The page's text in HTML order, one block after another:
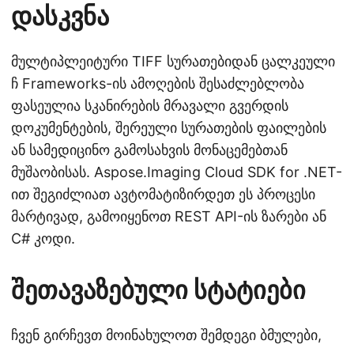
დასკვნა
მულტიპლეიტური TIFF სურათებიდან ცალკეული
ჩ Frameworks-ის ამოღების შესაძლებლობა
ფასეულია სკანირების მრავალი გვერდის
დოკუმენტების, შერეული სურათების ფაილების
ან სამედიცინო გამოსახვის მონაცემებთან
მუშაობისას. Aspose.Imaging Cloud SDK for .NET-
ით შეგიძლიათ ავტომატიზირდეთ ეს პროცესი
მარტივად, გამოიყენოთ REST API-ის ზარები ან
C# კოდი.
შეთავაზებული სტატიები
ჩვენ გირჩევთ მოინახულოთ შემდეგი ბმულები,